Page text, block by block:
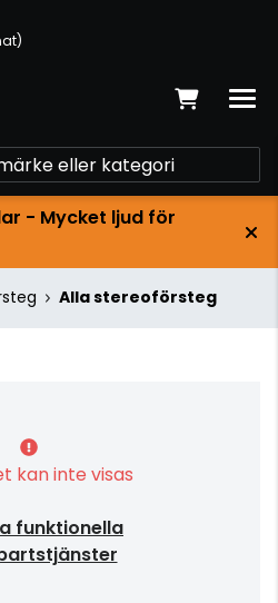
- Mycket ljud för
Alla stereoförsteg
kan inte visas
funktionella